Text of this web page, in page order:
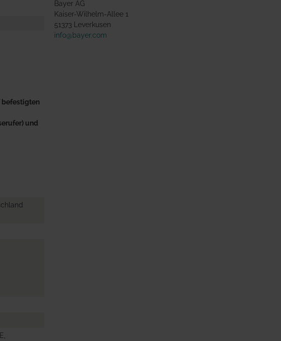
befestigten
und
Bayer AG
Kaiser-Wilhelm-Allee 1
51373 Leverkusen
info@bayer.com